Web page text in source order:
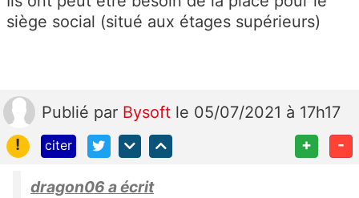
siège social (situé aux étages supérieurs)
Publié par Bysoft le 05/07/2021 à 17h17
!
citer + -
dragon06 a écrit